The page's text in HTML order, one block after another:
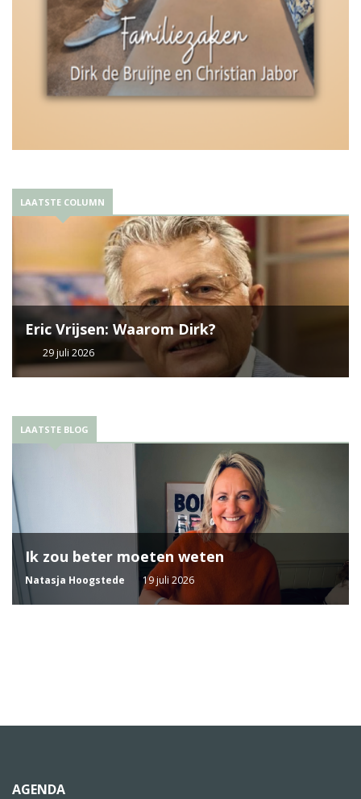
LAATSTE COLUMN
Eric Vrijsen: Waarom Dirk?
29 juli 2026
LAATSTE BLOG
Ik zou beter moeten weten
Natasja Hoogstede 19 juli 2026
AGENDA